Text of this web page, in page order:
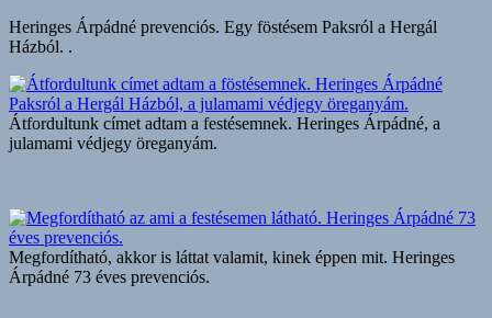
Heringes Árpádné prevenciós. Egy föstésem Paksról a Hergál
Házból. .
Átfordultunk címet adtam a festésemnek. Heringes Árpádné, a
julamami védjegy öreganyám.
Megfordítható, akkor is láttat valamit, kinek éppen mit. Heringes
Árpádné 73 éves prevenciós.